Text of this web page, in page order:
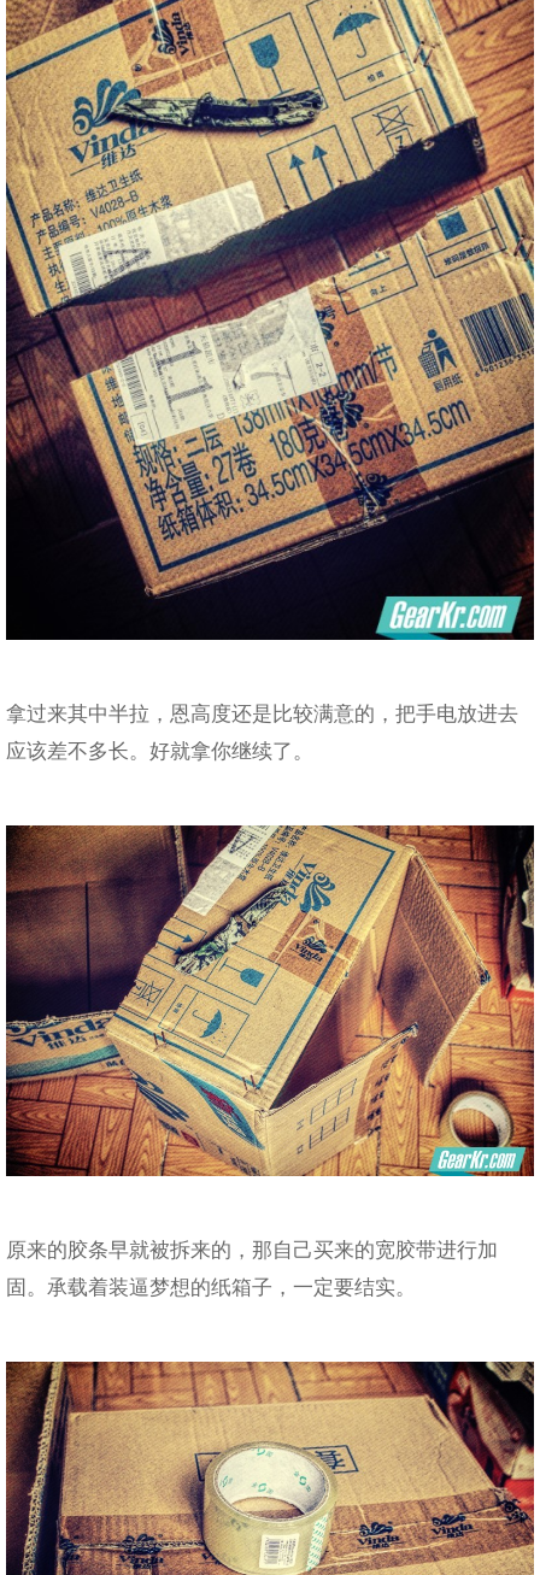
拿过来其中半拉，恩高度还是比较满意的，把手电放进去
应该差不多长。好就拿你继续了。
原来的胶条早就被拆来的，那自己买来的宽胶带进行加
固。承载着装逼梦想的纸箱子，一定要结实。